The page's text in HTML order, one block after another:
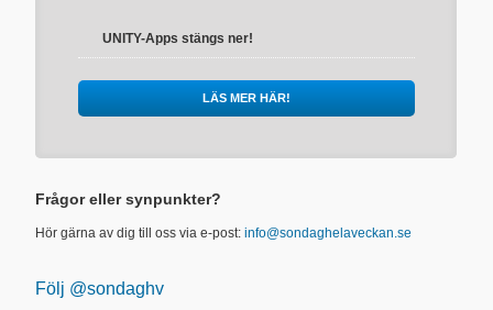
UNITY-Apps stängs ner!
LÄS MER HÄR!
Frågor eller synpunkter?
Hör gärna av dig till oss via e-post:info@sondaghelaveckan.se
Följ @sondaghv